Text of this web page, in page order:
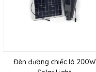
Đèn đường chiếc lá 200W